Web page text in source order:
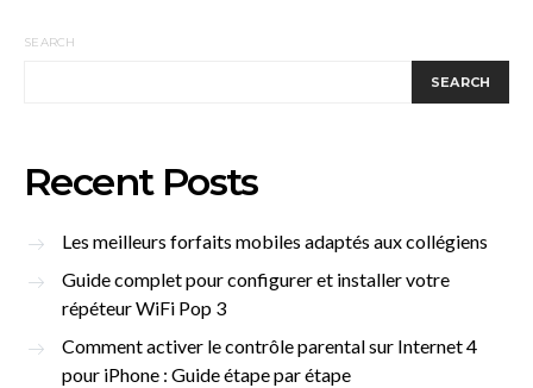
SEARCH
SEARCH
Recent Posts
Les meilleurs forfaits mobiles adaptés aux collégiens
Guide complet pour configurer et installer votre
répéteur WiFi Pop 3
Comment activer le contrôle parental sur Internet 4
pour iPhone : Guide étape par étape